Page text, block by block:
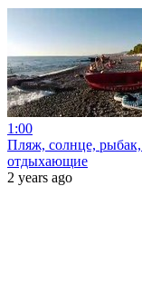
1:00
Пляж, солнце,
отдыхающие
2 years ago